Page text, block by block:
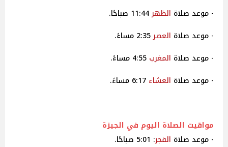
- موعد صلاة الظهر11:44 صباحًا.
- موعد صلاة العصر2:35 مساءً.
- موعد صلاة المغرب
- موعد صلاة العشاء
مواقيت الصلاة اليوم في الجيزة
- موعد صلاة الفجر: 5:01 صباحًا.